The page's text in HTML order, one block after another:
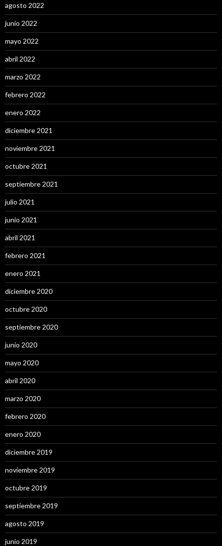
agosto 2022
junio 2022
mayo 2022
abril 2022
marzo 2022
febrero 2022
enero 2022
diciembre 2021
noviembre 2021
octubre 2021
septiembre 2021
julio 2021
junio 2021
abril 2021
febrero 2021
enero 2021
diciembre 2020
octubre 2020
septiembre 2020
junio 2020
mayo 2020
abril 2020
marzo 2020
febrero 2020
enero 2020
diciembre 2019
noviembre 2019
octubre 2019
septiembre 2019
agosto 2019
junio 2019